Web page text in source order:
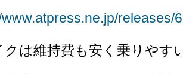
www.atpress.ne.jp/releases/
クは維持費も安く乗りやす